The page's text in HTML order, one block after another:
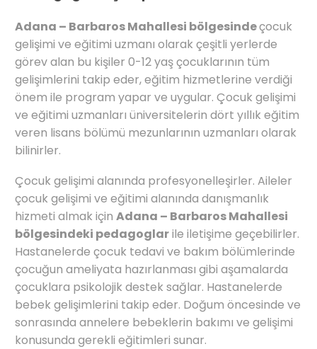
Adana – Barbaros Mahallesi bölgesindeçocuk
gelişimi ve eğitimi uzmanı olarak çeşitli yerlerde
görev alan bu kişiler 0-12 yaş çocuklarının tüm
gelişimlerini takip eder, eğitim hizmetlerine verdiği
önem ile program yapar ve uygular. Çocuk gelişimi
ve eğitimi uzmanları üniversitelerin dört yıllık eğitim
veren lisans bölümü mezunlarının uzmanları olarak
bilinirler.
Çocuk gelişimi alanında profesyonelleşirler. Aileler
çocuk gelişimi ve eğitimi alanında danışmanlık
hizmeti almak için Adana – Barbaros Mahallesi
bölgesindeki pedagoglarile iletişime geçebilirler.
Hastanelerde çocuk tedavi ve bakım bölümlerinde
çocuğun ameliyata hazırlanması gibi aşamalarda
çocuklara psikolojik destek sağlar. Hastanelerde
bebek gelişimlerini takip eder. Doğum öncesinde ve
sonrasında annelere bebeklerin bakımı ve gelişimi
konusunda gerekli eğitimleri sunar.